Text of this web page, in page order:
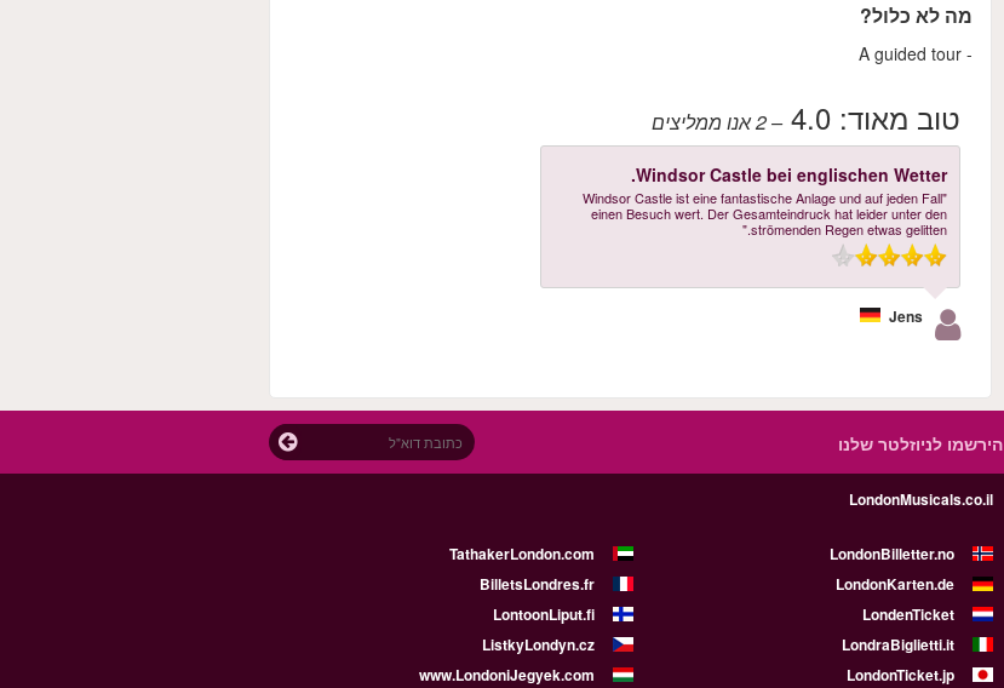
מה לא כלול?
- A guided tour
טוב מאוד:4.0
– 2 אנו ממליצים
Windsor Castle bei englischen Wetter.
"Windsor Castle ist eine fantastische Anlage und auf jeden Fall
einen Besuch wert. Der Gesamteindruck hat leider unter den
strömenden Regen etwas gelitten."
Jens
הירשמו לניוזלטר שלנו
LondonMusicals.co.il
LondonBilletter.no
TathakerLondon.com
LondonKarten.de
BilletsLondres.fr
LondenTicket
LontoonLiput.fi
LondraBiglietti.it
ListkyLondyn.cz
LondonTicket.jp
www.LondoniJegyek.com